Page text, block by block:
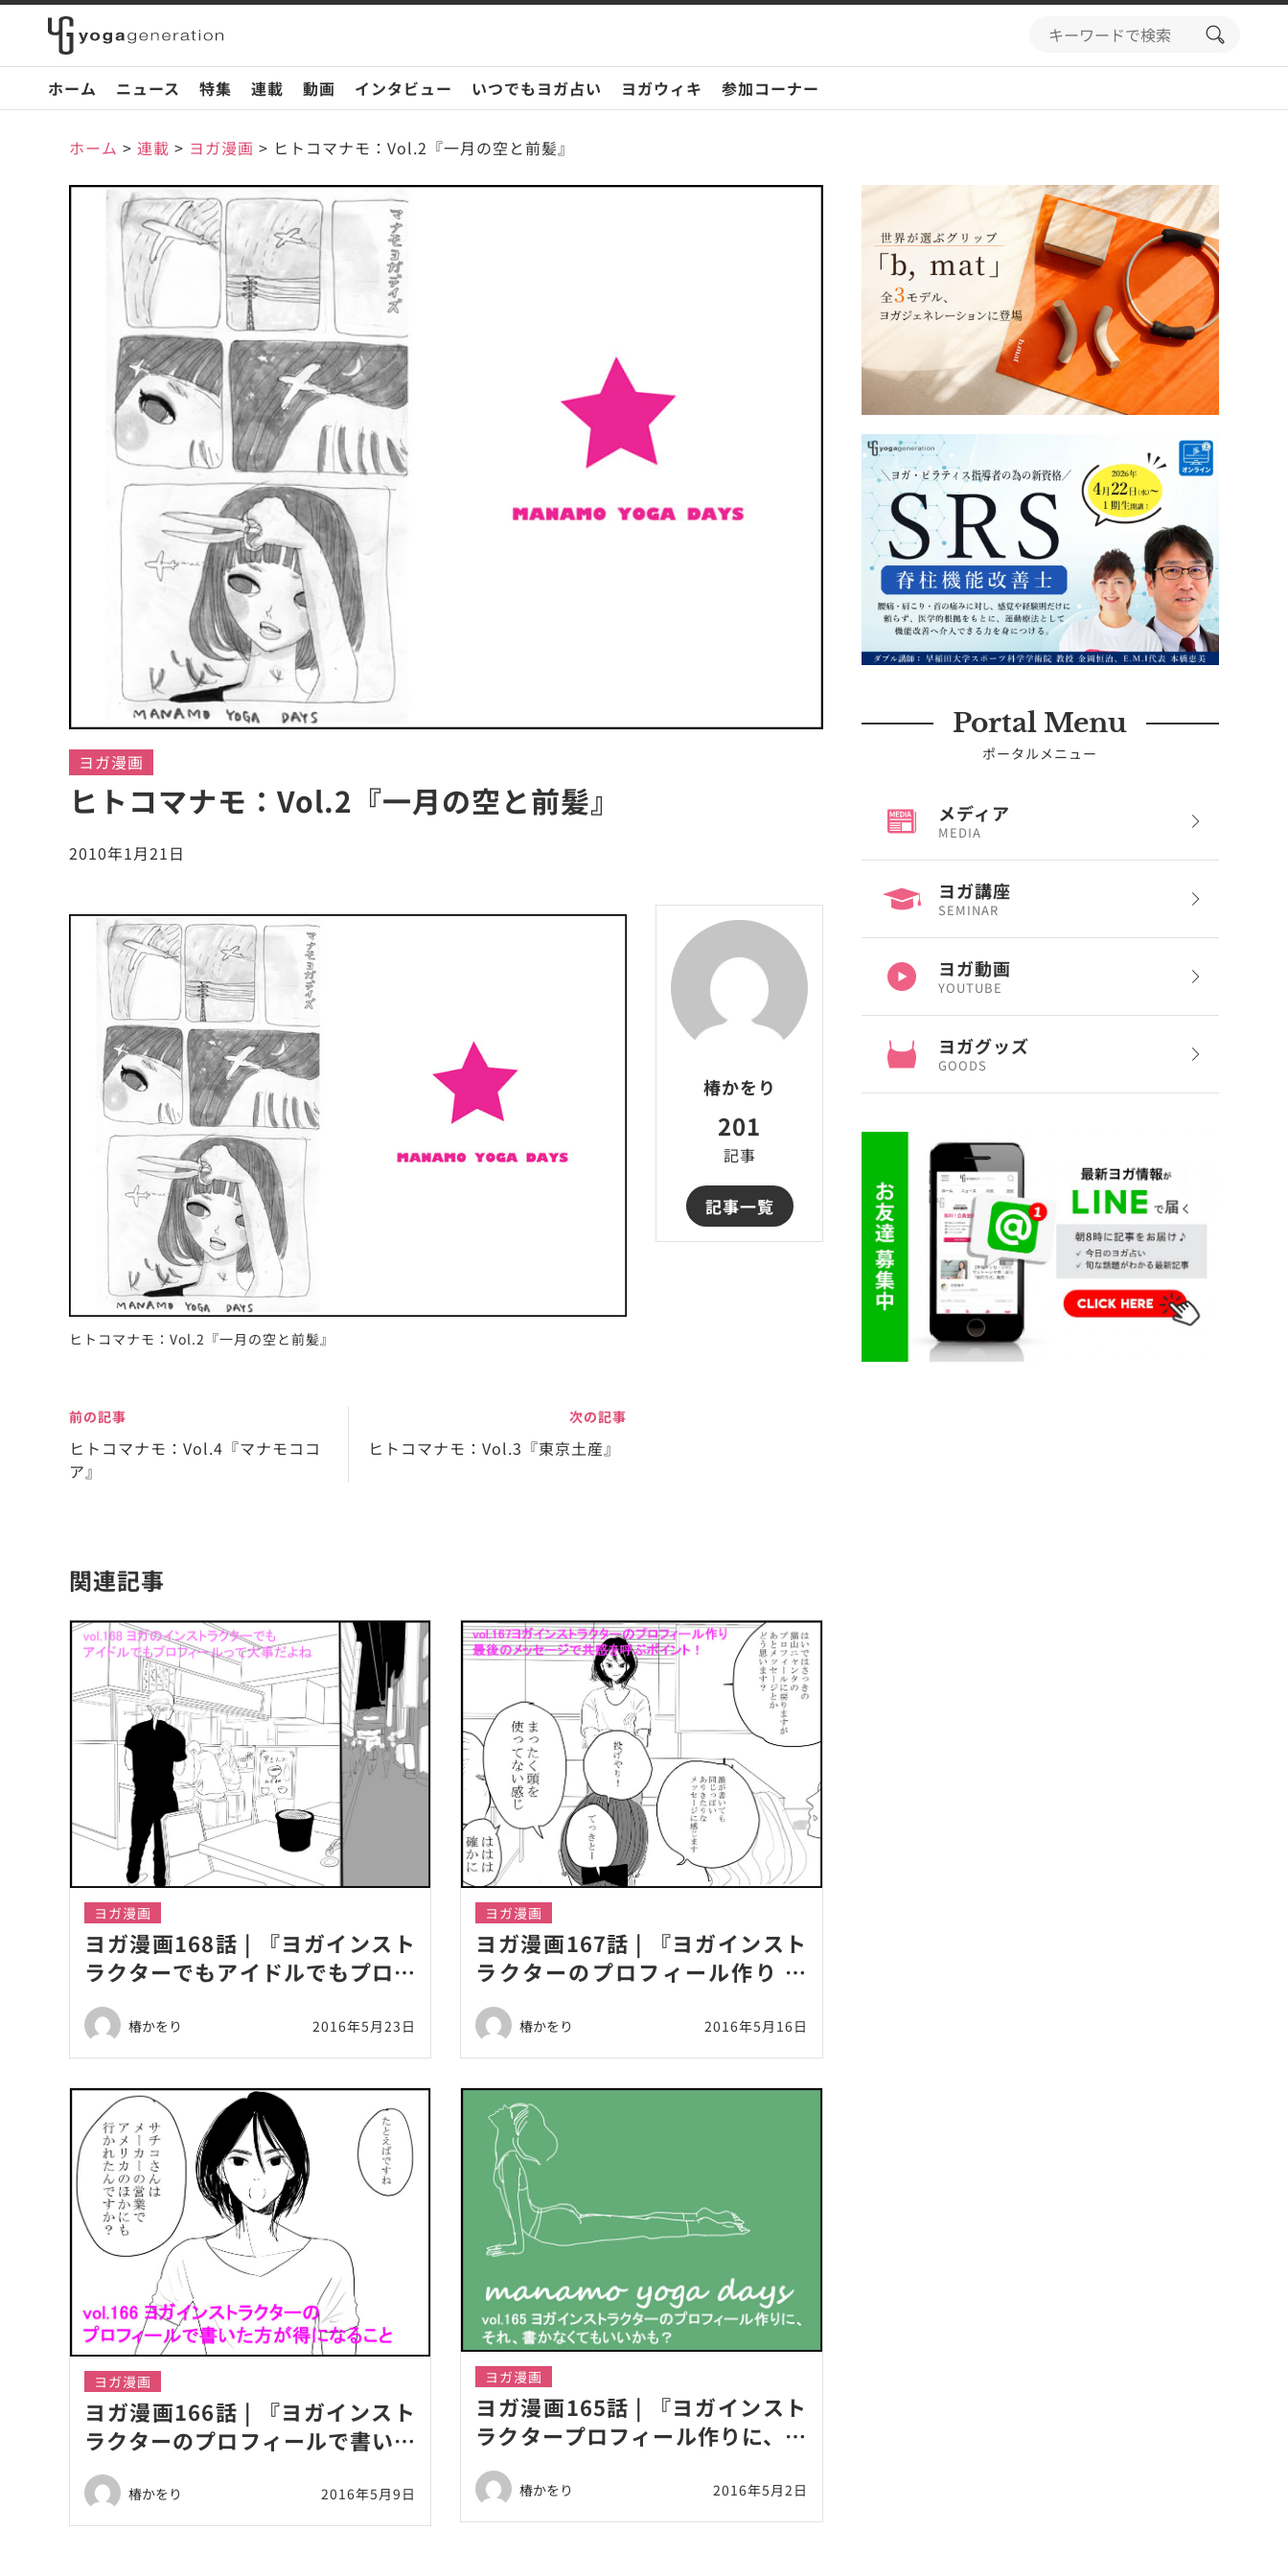
search
ホーム
ニュース 特集 連載 動画 インタビュー いつでもヨガ占い ヨガウィキ 参加コーナー
ホーム > 連載 > ヨガ漫画 > ヒトコマナモ：Vol.2『一月の空と前髪』
ヨガ漫画
ヒトコマナモ：Vol.2『一月の空と前髪』
2010年1月21日
ヒトコマナモ：Vol.2『一月の空と前髪』
前の記事
ヒトコマナモ：Vol.4『マナモココ
ア』
次の記事
ヒトコマナモ：Vol.3『東京土産』
椿かをり
201
記事
記事一覧
関連記事
ヨガ漫画
ヨガ漫画168話 | 『ヨガインスト
ラクターでもアイドルでもプロフ
ィールって大事だよね』
椿かをり 2016年5月23日
ヨガ漫画
ヨガ漫画167話 | 『ヨガインスト
ラクターのプロフィール作り 最
後のメ メディアを追加ッセージ
で共感を呼ぶポイント！』
椿かをり 2016年5月16日
ヨガ漫画
ヨガ漫画166話 | 『ヨガインスト
ラクターのプロフィールで書いた
方が得になること』
椿かをり 2016年5月9日
ヨガ漫画
ヨガ漫画165話 | 『ヨガインスト
ラクタープロフィール作りに、そ
れ、書かなくていいかも？』
椿かをり 2016年5月2日
Portal Menu
ポータルメニュー
メディア
MEDIA
ヨガ講座
SEMINAR
ヨガ動画
YOUTUBE
ヨガグッズ
GOODS